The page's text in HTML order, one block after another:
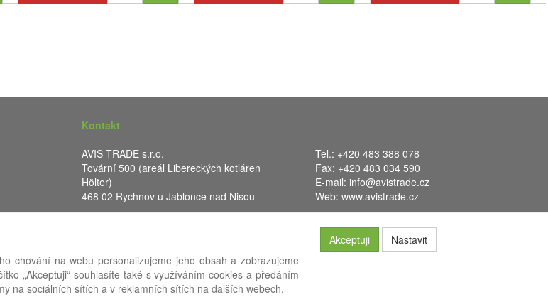
Kontakt
AVIS TRADE s.r.o.
Tovární 500 (areál Libereckých kotláren
Hölter)
468 02 Rychnov u Jablonce nad Nisou
Tel.: +420 483 388 078
Fax: +420 483 034 590
E-mail: info@avistrade.cz
Web: www.avistrade.cz
e-commerce pro náš procesní informační systémFLORES
chování na webu personalizujeme jeho obsah a zobrazujeme
„Akceptuji“ souhlasíte také s využíváním cookies a předáním
na sociálních sítích a v reklamních sítích na dalších webech.
Akceptuji Nastavit